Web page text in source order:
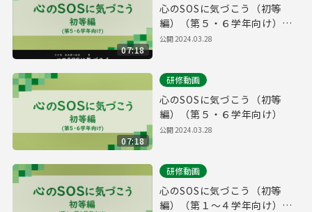
07:18
心のSOSに気づこう（初等
編）（第５・６学年向け）
（字幕あり）
公開2024.03.28
07:18
研修動画
心のSOSに気づこう（初等
編）（第５・６学年向け）
公開2024.03.28
研修動画
心のSOSに気づこう（初等
編）（第１～４学年向け）